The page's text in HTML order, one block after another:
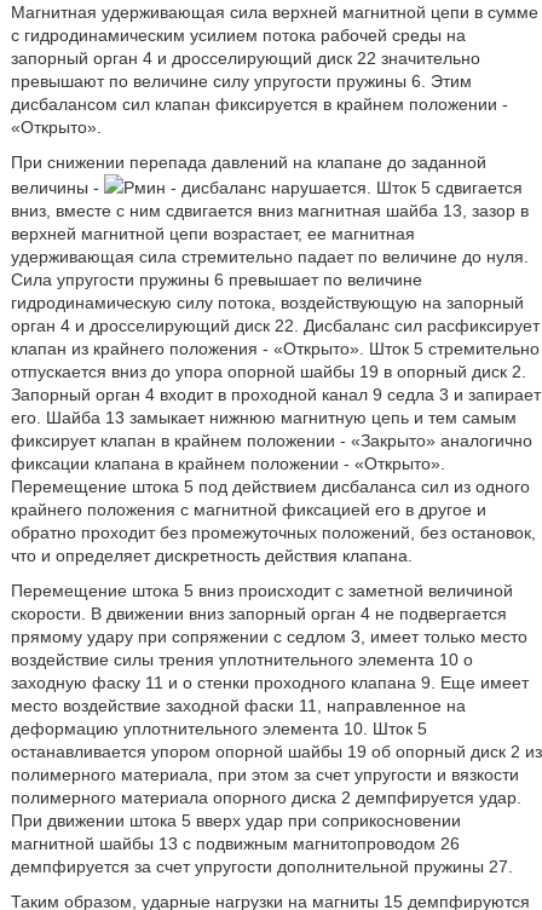
Магнитная удерживающая сила верхней магнитной цепи в сумме
с гидродинамическим усилием потока рабочей среды на
запорный орган 4 и дросселирующий диск 22 значительно
превышают по величине силу упругости пружины 6. Этим
дисбалансом сил клапан фиксируется в крайнем положении -
«Открыто».
При снижении перепада давлений на клапане до заданной
величины -
Рмин - дисбаланс нарушается. Шток 5 сдвигается
вниз, вместе с ним сдвигается вниз магнитная шайба 13, зазор в
верхней магнитной цепи возрастает, ее магнитная
удерживающая сила стремительно падает по величине до нуля.
Сила упругости пружины 6 превышает по величине
гидродинамическую силу потока, воздействующую на запорный
орган 4 и дросселирующий диск 22. Дисбаланс сил расфиксирует
клапан из крайнего положения - «Открыто». Шток 5 стремительно
отпускается вниз до упора опорной шайбы 19 в опорный диск 2.
Запорный орган 4 входит в проходной канал 9 седла 3 и запирает
его. Шайба 13 замыкает нижнюю магнитную цепь и тем самым
фиксирует клапан в крайнем положении - «Закрыто» аналогично
фиксации клапана в крайнем положении - «Открыто».
Перемещение штока 5 под действием дисбаланса сил из одного
крайнего положения с магнитной фиксацией его в другое и
обратно проходит без промежуточных положений, без остановок,
что и определяет дискретность действия клапана.
Перемещение штока 5 вниз происходит с заметной величиной
скорости. В движении вниз запорный орган 4 не подвергается
прямому удару при сопряжении с седлом 3, имеет только место
воздействие силы трения уплотнительного элемента 10 о
заходную фаску 11 и о стенки проходного клапана 9. Еще имеет
место воздействие заходной фаски 11, направленное на
деформацию уплотнительного элемента 10. Шток 5
останавливается упором опорной шайбы 19 об опорный диск 2 из
полимерного материала, при этом за счет упругости и вязкости
полимерного материала опорного диска 2 демпфируется удар.
При движении штока 5 вверх удар при соприкосновении
магнитной шайбы 13 с подвижным магнитопроводом 26
демпфируется за счет упругости дополнительной пружины 27.
Таким образом, ударные нагрузки на магниты 15 демпфируются